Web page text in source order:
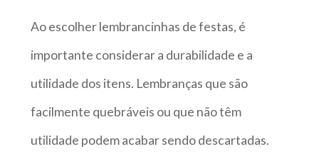
Ao escolher lembrancinhas de festas, é
importante considerar a durabilidade e a
utilidade dos itens. Lembranças que são
facilmente quebráveis ou que não têm
utilidade podem acabar sendo descartadas.